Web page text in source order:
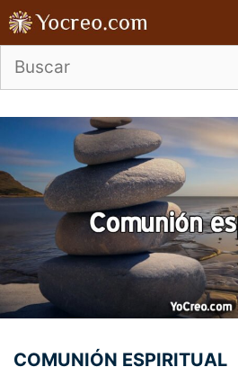
Saltar
al
contenido
COMUNIÓN ESPIRITUAL